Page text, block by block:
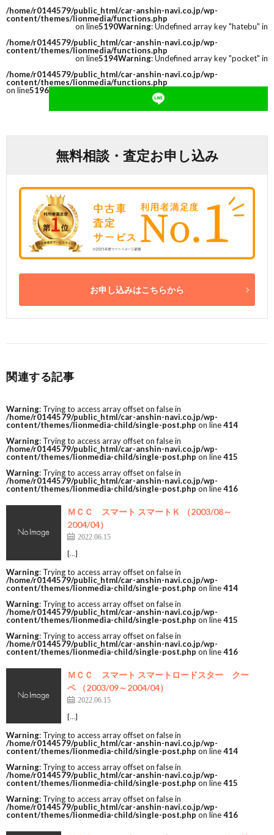
/home/r0144579/public_html/car-anshin-navi.co.jp/wp-
content/themes/lionmedia/functions.php
on line5190Warning: Undefined array key "hatebu" in
/home/r0144579/public_html/car-anshin-navi.co.jp/wp-
content/themes/lionmedia/functions.php
on line5194Warning: Undefined array key "pocket" in
/home/r0144579/public_html/car-anshin-navi.co.jp/wp-
content/themes/lionmedia/functions.php
on line5196
無料相談・査定お申し込み
お申し込みはこちらから
関連する記事
Warning: Trying to access array offset on false in
/home/r0144579/public_html/car-anshin-navi.co.jp/wp-
content/themes/lionmedia-child/single-post.php on line414
Warning: Trying to access array offset on false in
/home/r0144579/public_html/car-anshin-navi.co.jp/wp-
content/themes/lionmedia-child/single-post.php on line415
Warning: Trying to access array offset on false in
/home/r0144579/public_html/car-anshin-navi.co.jp/wp-
content/themes/lionmedia-child/single-post.php on line416
ＭＣＣ スマート スマートＫ （2003/08～
2004/04）
2022.06.15
[…]
Warning: Trying to access array offset on false in
/home/r0144579/public_html/car-anshin-navi.co.jp/wp-
content/themes/lionmedia-child/single-post.php on line414
Warning: Trying to access array offset on false in
/home/r0144579/public_html/car-anshin-navi.co.jp/wp-
content/themes/lionmedia-child/single-post.php on line415
Warning: Trying to access array offset on false in
/home/r0144579/public_html/car-anshin-navi.co.jp/wp-
content/themes/lionmedia-child/single-post.php on line416
ＭＣＣ スマート スマートロードスター クー
ペ （2003/09～2004/04）
2022.06.15
[…]
Warning: Trying to access array offset on false in
/home/r0144579/public_html/car-anshin-navi.co.jp/wp-
content/themes/lionmedia-child/single-post.php on line414
Warning: Trying to access array offset on false in
/home/r0144579/public_html/car-anshin-navi.co.jp/wp-
content/themes/lionmedia-child/single-post.php on line415
Warning: Trying to access array offset on false in
/home/r0144579/public_html/car-anshin-navi.co.jp/wp-
content/themes/lionmedia-child/single-post.php on line416